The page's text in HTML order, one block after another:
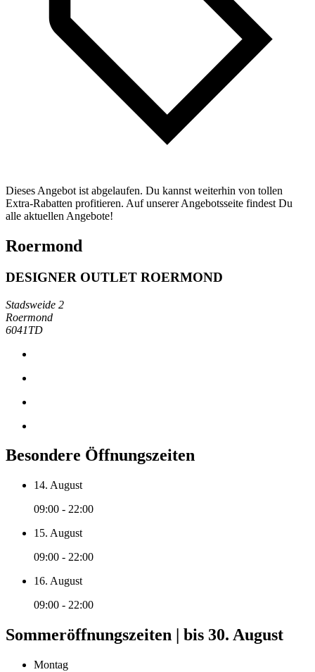
Dieses Angebot ist abgelaufen. Du kannst weiterhin von tollen
Extra-Rabatten profitieren. Auf unserer Angebotsseite findest Du
alle aktuellen Angebote!
Roermond
DESIGNER OUTLET ROERMOND
Stadsweide 2
Roermond
6041TD
Besondere Öffnungszeiten
14. August
09:00 - 22:00
15. August
09:00 - 22:00
16. August
09:00 - 22:00
Sommeröffnungszeiten | bis 30. August
Montag